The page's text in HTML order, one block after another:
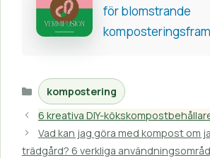
för blomstrande
Kategorier
kompostering
6 kreativa DIY-
Vad kan jag göra med kompost om
trädgård? 6 verkliga